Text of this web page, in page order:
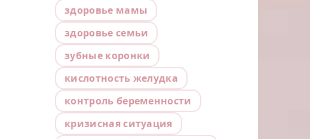
здоровье мамы
здоровье семьи
зубные коронки
кислотность желудка
контроль беременности
кризисная ситуация